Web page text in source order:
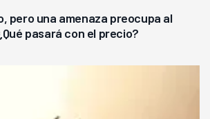
pero una amenaza preocupa al
pasará con el precio?